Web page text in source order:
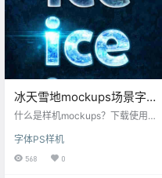
冰天雪地mockups场景字母
特效
什么是样机mockups？下载使用这
效，快速生成提高你的工作效率，
每一个样机素材高清可印刷，字体
字体PS样机
568 0